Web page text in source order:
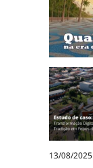
13/08/2025